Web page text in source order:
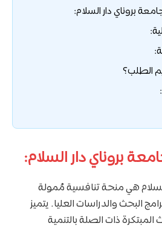
الطلب؟
بروناي دار السلام:
هي منحة تنافسية مُمولة
البحث والدراسات العليا. يتميز
المبتكرة ذات الصلة بالتنمية